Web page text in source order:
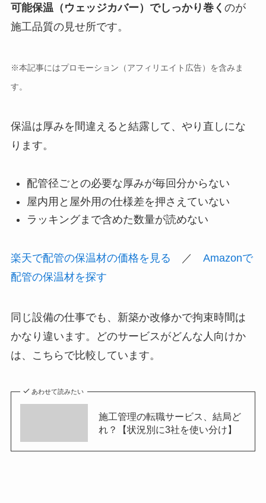
可能保温（ウェッジカバー）でしっかり巻く のが
施工品質の見せ所です。
※本記事にはプロモーション（アフィリエイト広告）を含みま
す。
保温は厚みを間違えると結露して、やり直しにな
ります。
配管径ごとの必要な厚みが毎回分からない
屋内用と屋外用の仕様差を押さえていない
ラッキングまで含めた数量が読めない
楽天で配管の保温材の価格を見る ／ Amazonで
配管の保温材を探す
同じ設備の仕事でも、新築か改修かで拘束時間は
かなり違います。どのサービスがどんな人向けか
は、こちらで比較しています。
あわせて読みたい
施工管理の転職サービス、結局ど
れ？【状況別に3社を使い分け】